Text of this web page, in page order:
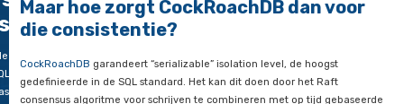
van
sharding is niet nodig en ACID transacties zijn mogelijk.
Maar hoe zorgt CockRoachDB
die consistentie?